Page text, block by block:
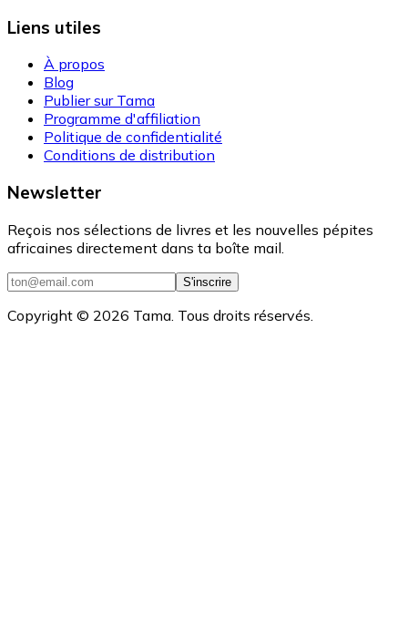
Liens utiles
À propos
Blog
Publier sur Tama
Programme d'affiliation
Politique de confidentialité
Conditions de distribution
Newsletter
Reçois nos sélections de livres et les nouvelles pépites
africaines directement dans ta boîte mail.
S'inscrire
Copyright © 2026 Tama. Tous droits réservés.